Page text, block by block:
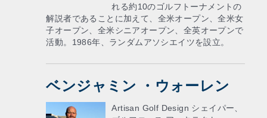
れる約10のゴルフトーナメントの
解説者であることに加えて、全米オープン、全米女
子オープン、全米シニアオープン、全英オープンで
活動。1986年、ランダムアソシエイツを設立。
ベンジャミン ・ウォーレン
Artisan Golf Design シェイパー、